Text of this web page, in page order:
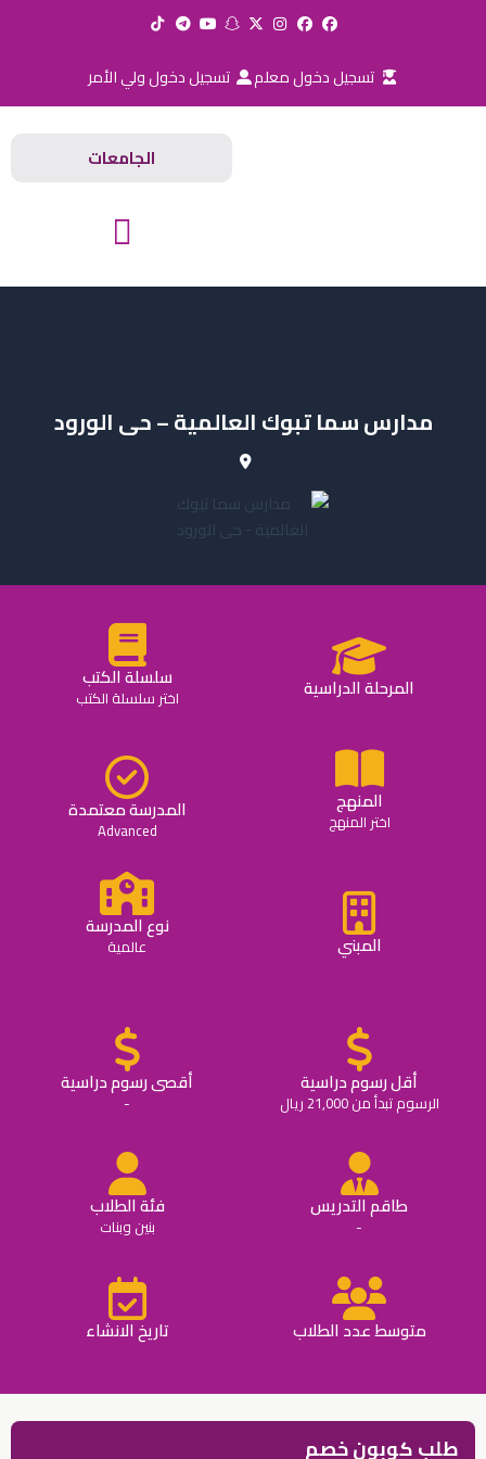
تسجيل دخول معلم تسجيل دخول ولي الأمر
الجامعات
مدارس سما تبوك العالمية – حى الورود
المرحلة الدراسية سلسلة الكتب
اختر سلسلة الكتب
المنهج
اختر المنهج المدرسة معتمدة
Advanced
المبني
نوع المدرسة
عالمية
أقل رسوم دراسية
الرسوم تبدأ من 21,000 ريال
أقصى رسوم دراسية
-
طاقم التدريس
-
فئة الطلاب
بنين وبنات
متوسط عدد الطلاب تاريخ الانشاء
طلب كوبون خصم